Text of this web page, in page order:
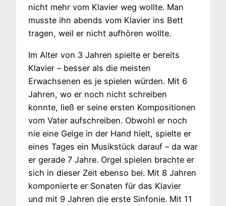
nicht mehr vom Klavier weg wollte. Man
musste ihn abends vom Klavier ins Bett
tragen, weil er nicht aufhören wollte.
Im Alter von 3 Jahren spielte er bereits
Klavier – besser als die meisten
Erwachsenen es je spielen würden. Mit 6
Jahren, wo er noch nicht schreiben
konnte, ließ er seine ersten Kompositionen
vom Vater aufschreiben. Obwohl er noch
nie eine Geige in der Hand hielt, spielte er
eines Tages ein Musikstück darauf – da war
er gerade 7 Jahre. Orgel spielen brachte er
sich in dieser Zeit ebenso bei. Mit 8 Jahren
komponierte er Sonaten für das Klavier
und mit 9 Jahren die erste Sinfonie. Mit 11